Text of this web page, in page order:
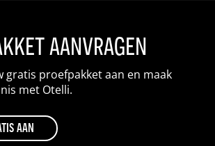
aanvragen
gratis proefpakket aan en maak
met Otelli.
aan